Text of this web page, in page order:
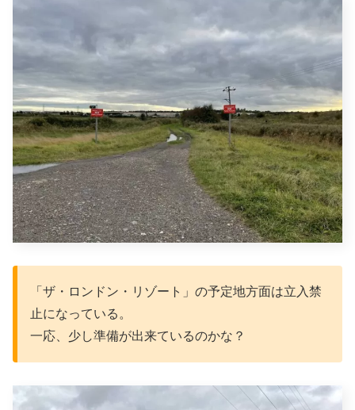
「ザ・ロンドン・リゾート」の予定地方面は立入禁
止になっている。
一応、少し準備が出来ているのかな？